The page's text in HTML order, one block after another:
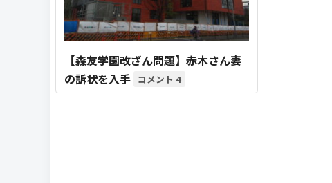
【森友学園改ざん問題】赤木さん妻
の訴状を入手
4